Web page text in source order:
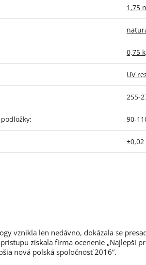
1,75
0,75
UV
255-
: 90-
vznikla len nedávno, dokázala se
získala firma ocenenie „Najlepší
nová polská spoločnosť 2016“.